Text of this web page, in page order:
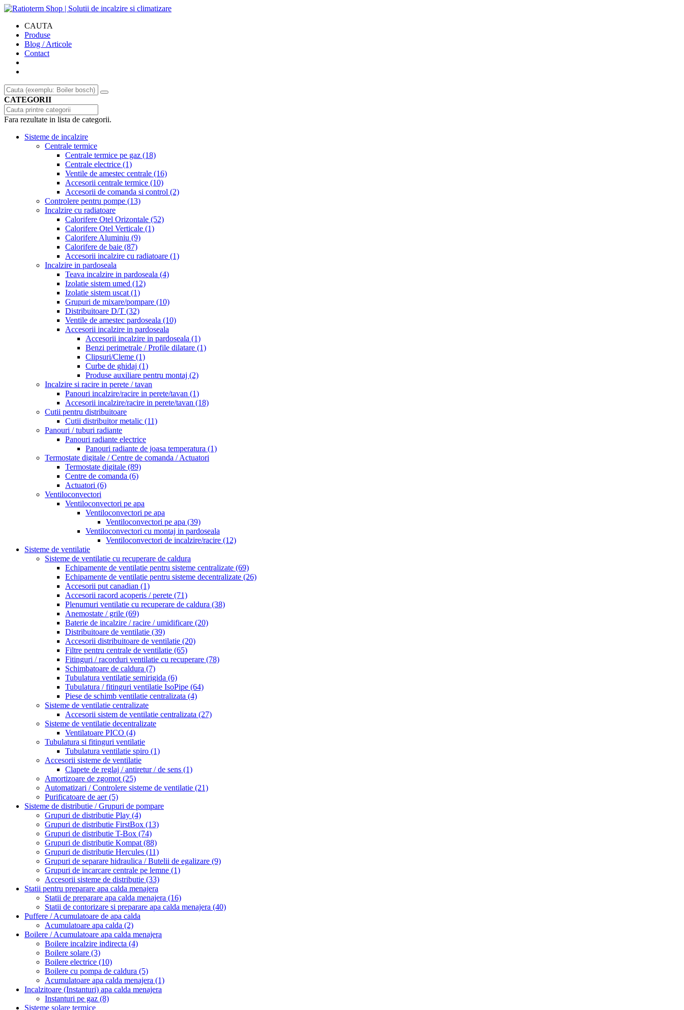
CAUTA
Produse
Blog / Articole
Contact
CATEGORII
Fara rezultate in lista de categorii.
Sisteme de incalzire
Centrale termice
Centrale termice pe gaz (18)
Centrale electrice (1)
Ventile de amestec centrale (16)
Accesorii centrale termice (10)
Accesorii de comanda si control (2)
Controlere pentru pompe (13)
Incalzire cu radiatoare
Calorifere Otel Orizontale (52)
Calorifere Otel Verticale (1)
Calorifere Aluminiu (9)
Calorifere de baie (87)
Accesorii incalzire cu radiatoare (1)
Incalzire in pardoseala
Teava incalzire in pardoseala (4)
Izolatie sistem umed (12)
Izolatie sistem uscat (1)
Grupuri de mixare/pompare (10)
Distribuitoare D/T (32)
Ventile de amestec pardoseala (10)
Accesorii incalzire in pardoseala
Accesorii incalzire in pardoseala (1)
Benzi perimetrale / Profile dilatare (1)
Clipsuri/Cleme (1)
Curbe de ghidaj (1)
Produse auxiliare pentru montaj (2)
Incalzire si racire in perete / tavan
Panouri incalzire/racire in perete/tavan (1)
Accesorii incalzire/racire in perete/tavan (18)
Cutii pentru distribuitoare
Cutii distribuitor metalic (11)
Panouri / tuburi radiante
Panouri radiante electrice
Panouri radiante de joasa temperatura (1)
Termostate digitale / Centre de comanda / Actuatori
Termostate digitale (89)
Centre de comanda (6)
Actuatori (6)
Ventiloconvectori
Ventiloconvectori pe apa
Ventiloconvectori pe apa
Ventiloconvectori pe apa (39)
Ventiloconvectori cu montaj in pardoseala
Ventiloconvectori de incalzire/racire (12)
Sisteme de ventilatie
Sisteme de ventilatie cu recuperare de caldura
Echipamente de ventilatie pentru sisteme centralizate (69)
Echipamente de ventilatie pentru sisteme decentralizate (26)
Accesorii put canadian (1)
Accesorii racord acoperis / perete (71)
Plenumuri ventilatie cu recuperare de caldura (38)
Anemostate / grile (69)
Baterie de incalzire / racire / umidificare (20)
Distribuitoare de ventilatie (39)
Accesorii distribuitoare de ventilatie (20)
Filtre pentru centrale de ventilatie (65)
Fitinguri / racorduri ventilatie cu recuperare (78)
Schimbatoare de caldura (7)
Tubulatura ventilatie semirigida (6)
Tubulatura / fitinguri ventilatie IsoPipe (64)
Piese de schimb ventilatie centralizata (4)
Sisteme de ventilatie centralizate
Accesorii sistem de ventilatie centralizata (27)
Sisteme de ventilatie decentralizate
Ventilatoare PICO (4)
Tubulatura si fitinguri ventilatie
Tubulatura ventilatie spiro (1)
Accesorii sisteme de ventilatie
Clapete de reglaj / antiretur / de sens (1)
Amortizoare de zgomot (25)
Automatizari / Controlere sisteme de ventilatie (21)
Purificatoare de aer(5)
Sisteme de distributie / Grupuri de pompare
Grupuri de distributie Play (4)
Grupuri de distributie FirstBox (13)
Grupuri de distributie T-Box (74)
Grupuri de distributie Kompat (88)
Grupuri de distributie Hercules (11)
Grupuri de separare hidraulica / Butelii de egalizare (9)
Grupuri de incarcare centrale pe lemne (1)
Accesorii sisteme de distributie (33)
Statii pentru preparare apa calda menajera
Statii de preparare apa calda menajera (16)
Statii de contorizare si preparare apa calda menajera (40)
Puffere / Acumulatoare de apa calda
Acumulatoare apa calda (2)
Boilere / Acumulatoare apa calda menajera
Boilere incalzire indirecta (4)
Boilere solare (3)
Boilere electrice (10)
Boilere cu pompa de caldura (5)
Acumulatoare apa calda menajera (1)
Incalzitoare (Instanturi) apa calda menajera
Instanturi pe gaz (8)
Sisteme solare termice